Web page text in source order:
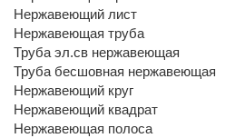
Нержавеющий лист
Нержавеющая труба
Труба эл.св нержавеющая
Труба бесшовная нержавеющая
Нержавеющий круг
Нержавеющий квадрат
Нержавеющая полоса